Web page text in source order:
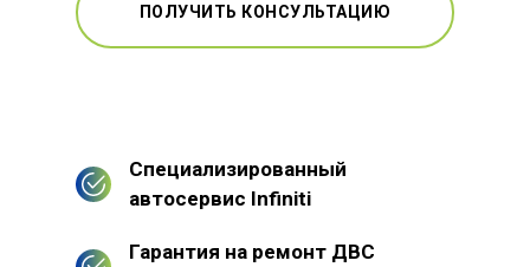
ПОЛУЧИТЬ КОНСУЛЬТАЦИЮ
Специализированный
автосервис Infiniti
Гарантия на ремонт ДВС